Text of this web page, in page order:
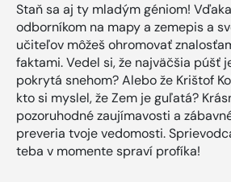
Staň sa aj ty mladým géniom!
odborníkom na mapy a zemepis a
učiteľov môžeš ohromovať
faktami. Vedel si, že najväčšia púšť
pokrytá snehom? Alebo že Krištof
kto si myslel, že Zem je guľatá?
pozoruhodné zaujímavosti a
preveria tvoje vedomosti.
teba v momente spraví profíka!